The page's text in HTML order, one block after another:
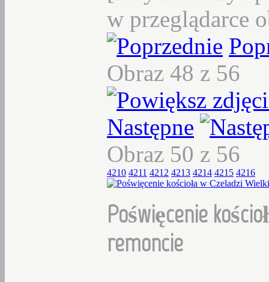
w przeglądarce
Obraz 48 z 56
Następne
Obraz 50 z 56
4210 4211 4212 4213 4214 4215 4216
Poświęcenie
remoncie